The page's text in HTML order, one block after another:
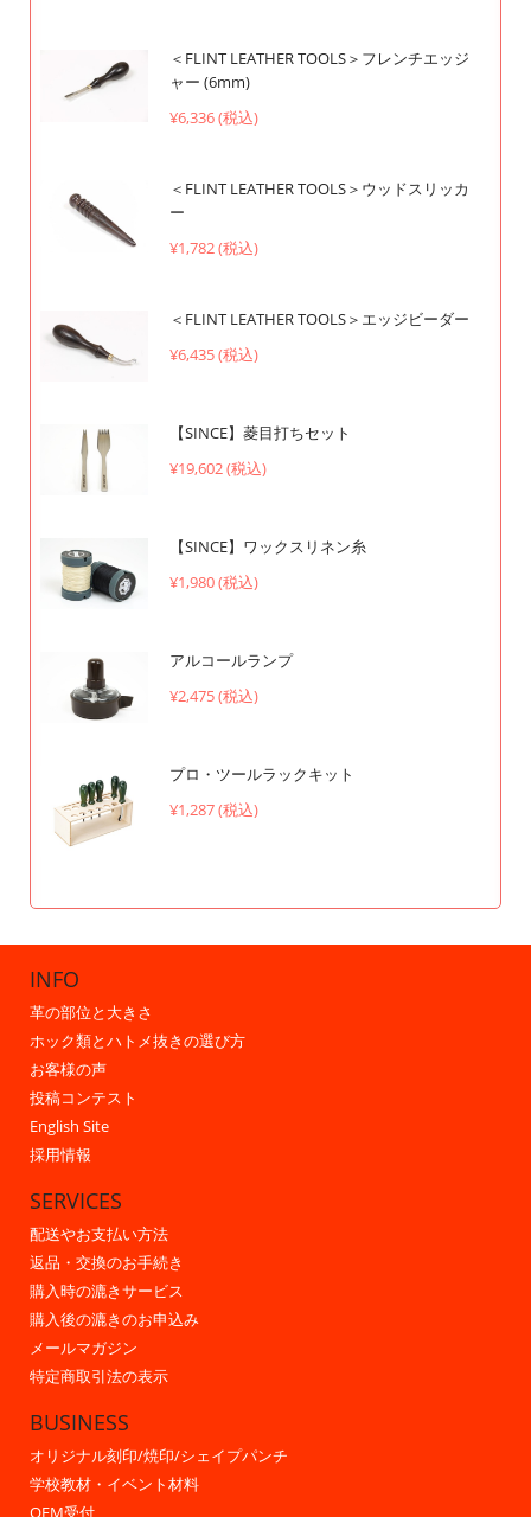
＜FLINT LEATHER TOOLS＞フレンチエッジ
ャー (6mm)
¥6,336 (税込)
＜FLINT LEATHER TOOLS＞ウッドスリッカ
ー
¥1,782 (税込)
＜FLINT LEATHER TOOLS＞エッジビーダー
¥6,435 (税込)
【SINCE】菱目打ちセット
¥19,602 (税込)
【SINCE】ワックスリネン糸
¥1,980 (税込)
アルコールランプ
¥2,475 (税込)
プロ・ツールラックキット
¥1,287 (税込)
INFO
革の部位と大きさ
ホック類とハトメ抜きの選び方
お客様の声
投稿コンテスト
English Site
採用情報
SERVICES
配送やお支払い方法
返品・交換のお手続き
購入時の漉きサービス
購入後の漉きのお申込み
メールマガジン
特定商取引法の表示
BUSINESS
オリジナル刻印/焼印/シェイプパンチ
学校教材・イベント材料
OEM受付